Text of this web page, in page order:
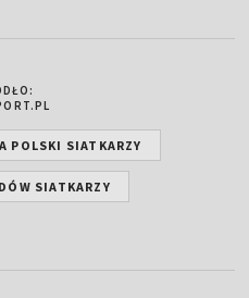
POLSKI SIATKARZY
SIATKARZY